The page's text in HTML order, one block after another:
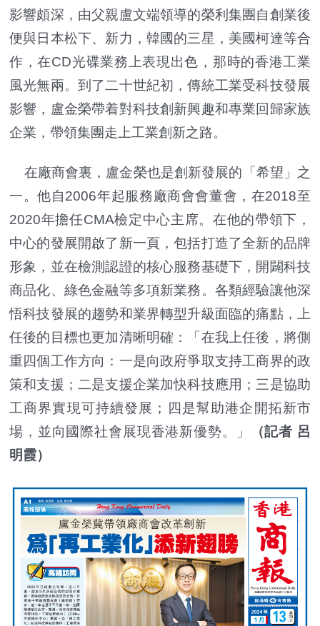
影響頗深，由父親盧文端領導的榮利集團自創業後
便與日本松下、新力，韓國的三星，美國柯達等合
作，在CD光碟業務上表現出色，那時的香港工業
風光無兩。到了二十世紀初，傳統工業受科技發展
影響，盧金榮帶着對科技創新興趣和專業回歸家族
企業，帶領集團走上工業創新之路。
在廠商會裏，盧金榮也是創新發展的「希望」之
一。他自2006年起服務廠商會會董會，在2018至
2020年擔任CMA檢定中心主席。在他的帶領下，
中心的發展開啟了新一頁，包括打造了全新的品牌
形象，並在檢測認證的核心服務基礎下，開闢科技
商品化、綠色金融等多項新業務。各類經驗讓他深
悟科技發展的趨勢和業界轉型升級面臨的痛點，上
任後的目標也更加清晰明確：「在我上任後，將側
重四個工作方向：一是向政府爭取支持工商界的政
策和支援；二是支援企業加快科技應用；三是協助
工商界實現可持續發展；四是幫助港企開拓新市
場，並向國際社會展現香港新優勢。」
（記者 呂
明霞）